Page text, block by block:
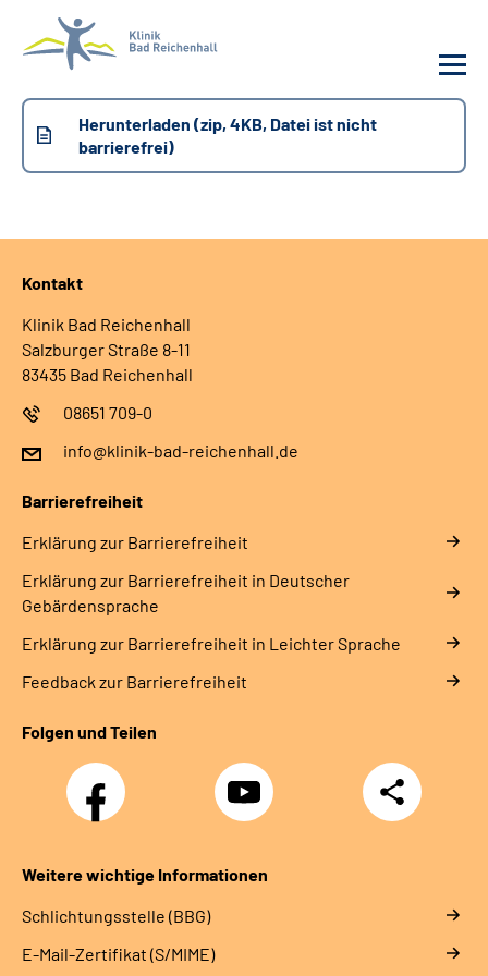
Behandlung
Häufige Fragen
Patienten-Log-in
Suche
Herunterladen (zip, 4KB, Datei ist nicht
barrierefrei)
Kontakt
Klinik Bad Reichenhall
Salzburger Straße 8-11
83435 Bad Reichenhall
08651 709-0
info@klinik-bad-reichenhall.de
Barrierefreiheit
Erklärung zur Barrierefreiheit
Erklärung zur Barrierefreiheit in Deutscher
Gebärdensprache
Erklärung zur Barrierefreiheit in Leichter Sprache
Feedback zur Barrierefreiheit
Folgen und Teilen
Facebook YouTube
Teilen
Weitere wichtige Informationen
Schlichtungsstelle (BBG)
E-Mail-Zertifikat (S/MIME)